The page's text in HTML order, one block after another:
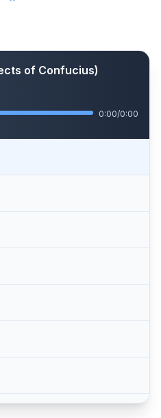
of Confucius)
0:00/0:00